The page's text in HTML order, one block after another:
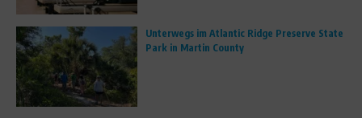
Unterwegs im Atlantic Ridge Preserve State
Park in Martin County